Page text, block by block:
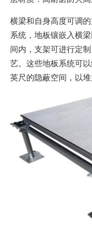
横梁和自身高度可调
系统，地板镶嵌入横
间内，支架可进行定
艺。这些地板系统可
英尺的隐蔽空间，以